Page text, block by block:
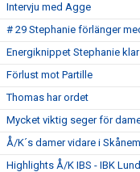
Intervju med Agge
# 29 Stephanie förlänger
Energiknippet Stephanie
Förlust mot Partille
Thomas har ordet
Mycket viktig seger för
Å/K´s damer vidare i
Highlights Å/K IBS - IBK